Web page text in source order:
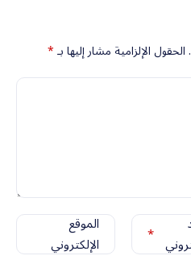
الحقول الإلزامية مشار إليها بـ*
*
الموقع
الإلكتروني